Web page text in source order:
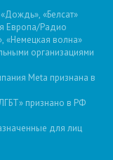
«Белсат»
Европа/Радио
«Немецкая волна»
организациями
Metа признана в
признано в РФ
для лиц